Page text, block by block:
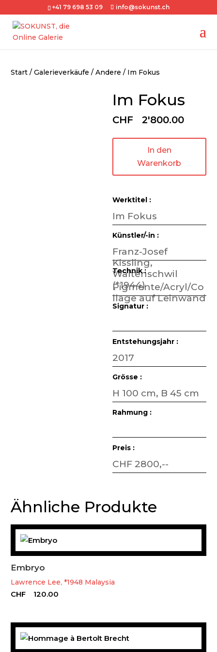
+41 79 698 53 09 info@sokunst.ch
Start /Galerieverkäufe /Andere / Im Fokus
Im Fokus
CHF 2'800.00
In den
Warenkorb
Werktitel :
Im Fokus
Künstler/-in :
Franz-Josef
Kissling,
Waltenschwil
(*1944)
Technik :
Pigmente/Acryl/Co
llage auf Leinwand
Signatur :
Entstehungsjahr :
2017
Grösse :
H 100 cm, B 45 cm
Rahmung :
Preis :
CHF 2800,--
Ähnliche Produkte
Embryo
Lawrence Lee, *1948 Malaysia
CHF 120.00